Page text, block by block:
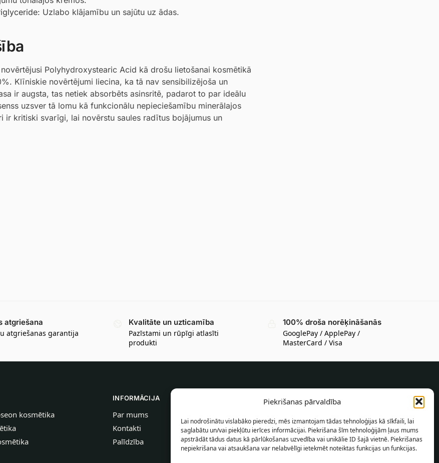
Piekrišanas pārvaldība
Lai nodrošinātu vislabāko pieredzi, mēs izmantojam tādas tehnoloģijas kā sīkfaili, lai
saglabātu un/vai piekļūtu ierīces informācijai. Piekrišana šīm tehnoloģijām ļaus mums
apstrādāt tādus datus kā pārlūkošanas uzvedība vai unikālie ID šajā vietnē. Piekrišanas
nepiekrišana vai atsaukšana var nelabvēlīgi ietekmēt noteiktas funkcijas un funkcijas.
: Uzlabo klājamību un sajūtu uz ādas.
Polyhydroxystearic Acid kā drošu lietošanai kosmētikā
Klīniskie novērtējumi liecina, ka tā nav sensibilizējoša un
ir augsta, tas netiek absorbēts asinsritē, padarot to par ideālu
uzsver tā lomu kā funkcionālu nepieciešamību minerālajos
kritiski svarīgi, lai novērstu saules radītus bojājumus un
atgriešana
atgriešanas garantija
Kvalitāte un uzticamība
Pazīstami un rūpīgi atlasīti
produkti
100% droša norēķināšanās
GooglePay / ApplePay /
MasterCard / Visa
kosmētika
INFORMĀCIJA
Par mums
Kontakti
Palīdzība
INFORMĀCIJA PIRCĒJAM
Noteikumi un nosacījumi
Konfidencialitātes politika
Vietnes karte